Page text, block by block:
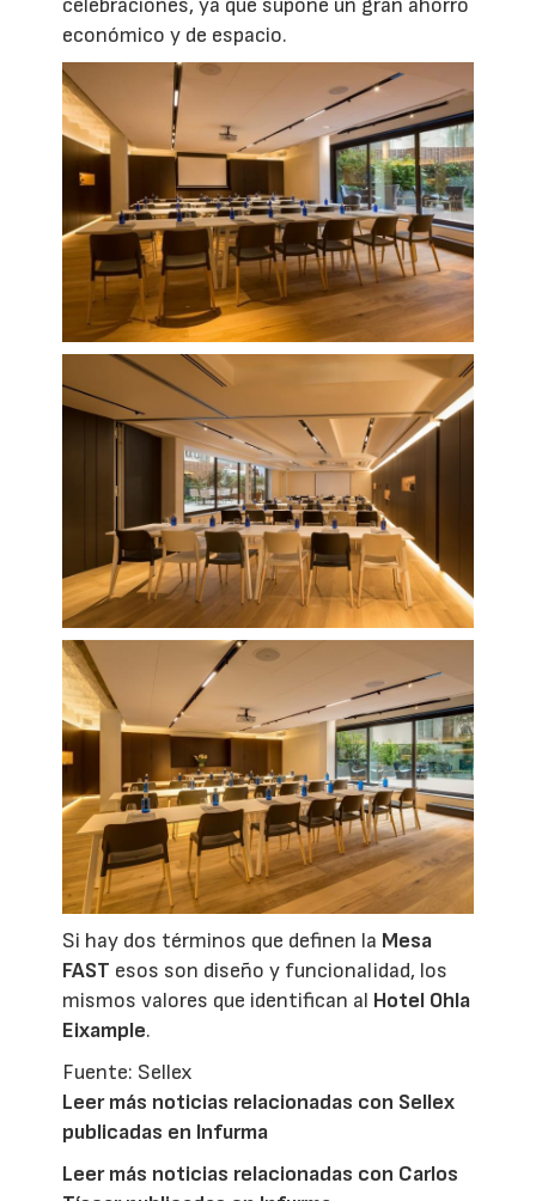
económico y de espacio.
Si hay dos términos que definen la Mesa
FAST esos son diseño y funcionalidad, los
mismos valores que identifican al Hotel Ohla
Eixample.
Fuente: Sellex
Leer más noticias relacionadas con Sellex
publicadas en Infurma
Leer más noticias relacionadas con Carlos